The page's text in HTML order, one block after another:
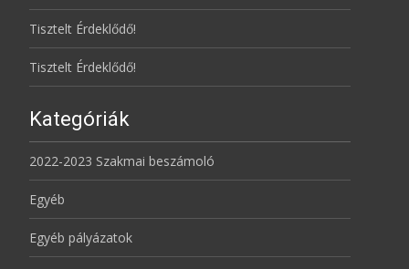
Tisztelt Érdeklődő!
Tisztelt Érdeklődő!
Kategóriák
2022-2023 Szakmai beszámoló
Egyéb
Egyéb pályázatok